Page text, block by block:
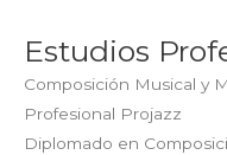
Estudios
Composición Musical y
Profesional Projazz
Diplomado en